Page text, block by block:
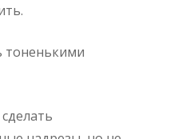
тоненькими